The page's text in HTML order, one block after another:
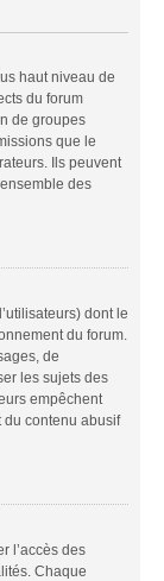
haut niveau de
du forum
de groupes
que le
Ils peuvent
des
dont le
du forum.
de
les sujets des
empêchent
contenu abusif
l’accès des
Chaque